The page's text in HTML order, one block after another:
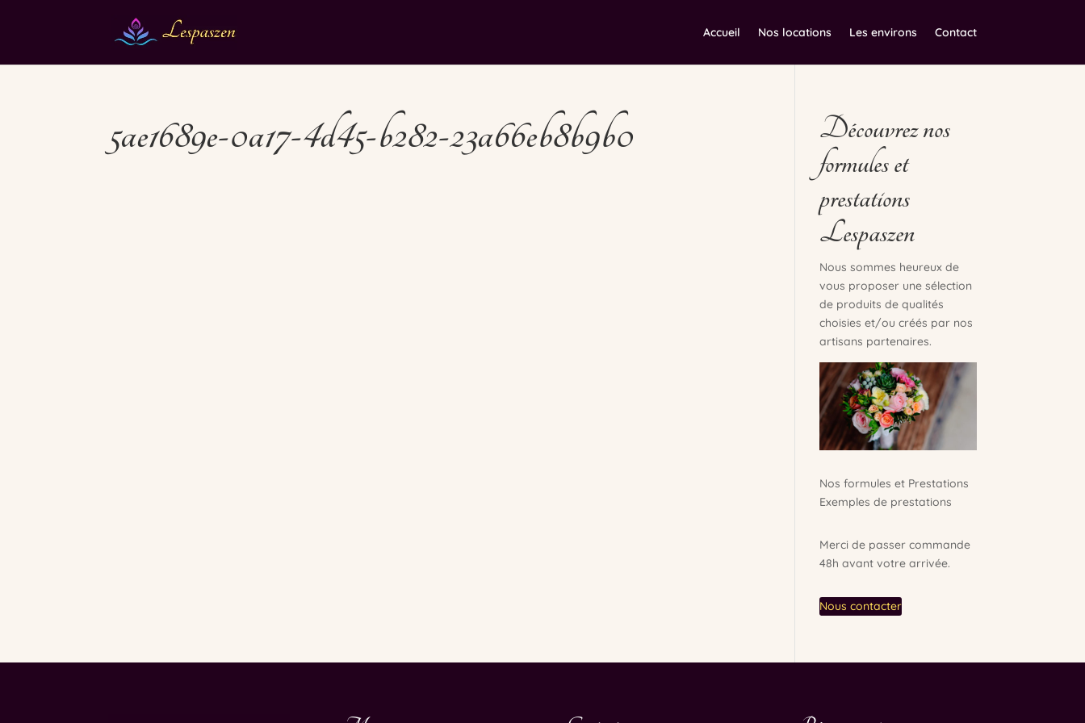
Accueil Nos locations Les environs Contact
5ae1689e-0a17-4d45-b282-23a66eb8b9b0
Découvrez nos
formules et
prestations
Lespaszen
Nous sommes heureux de
vous proposer une sélection
de produits de qualités
choisies et/ou créés par nos
artisans partenaires.
Nos formules et Prestations
Exemples de prestations
Merci de passer commande
48h avant votre arrivée.
Nous contacter